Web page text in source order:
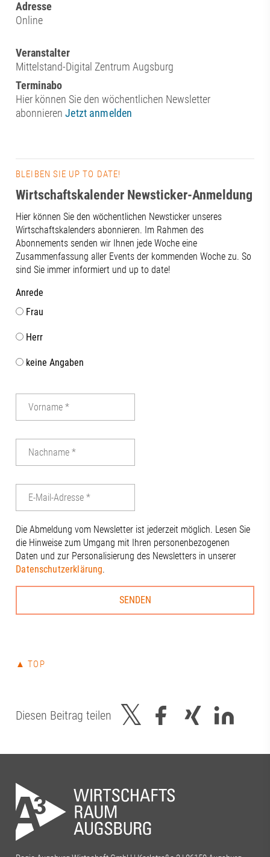
Adresse
Online
Veranstalter
Mittelstand-Digital Zentrum Augsburg
Terminabo
Hier können Sie den wöchentlichen Newsletter
abonnierenJetzt anmelden
BLEIBEN SIE UP TO DATE!
Wirtschaftskalender Newsticker-Anmeldung
Hier können Sie den wöchentlichen Newsticker unseres
Wirtschaftskalenders abonnieren. Im Rahmen des
Abonnements senden wir Ihnen jede Woche eine
Zusammenfassung aller Events der kommenden Woche zu. So
sind Sie immer informiert und up to date!
Anrede
Frau
Herr
keine Angaben
Die Abmeldung vom Newsletter ist jederzeit möglich. Lesen Sie
die Hinweise zum Umgang mit Ihren personenbezogenen
Daten und zur Personalisierung des Newsletters in unserer
Datenschutzerklärung.
▲ TOP
Diesen Beitrag teilen